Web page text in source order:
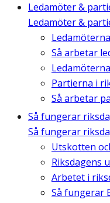
Ledamöter &
Ledamöter &
Ledamöterna
Så arbetar
Partierna i
Så arbetar
Så fungerar
Så fungerar
Utskotten
Riksdagens
Arbetet i
Så fungerar